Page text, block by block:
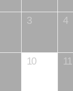
3 4
10 11